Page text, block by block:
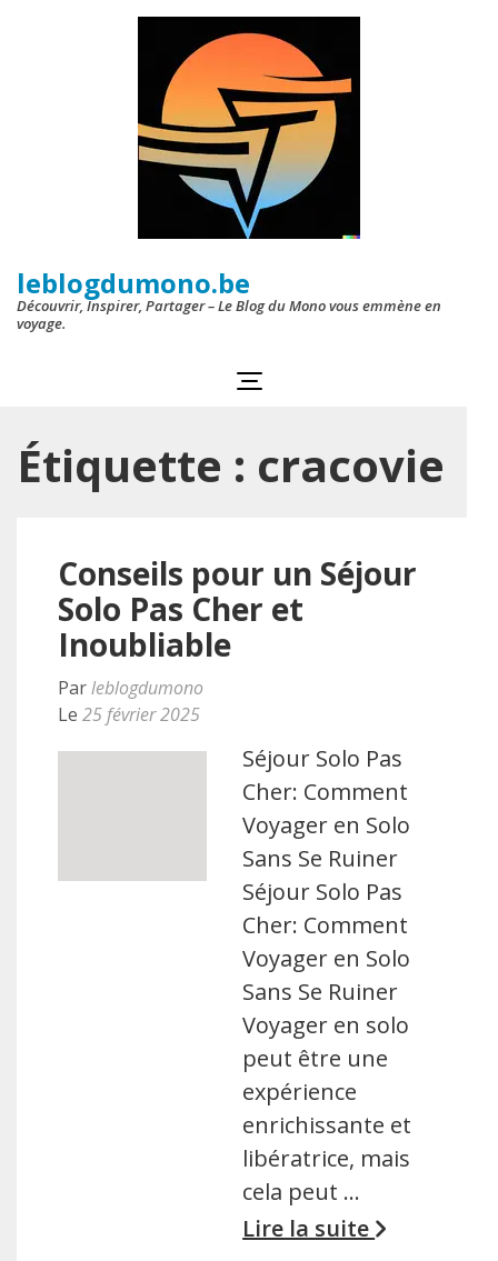
leblogdumono.be
Découvrir, Inspirer, Partager – Le Blog du Mono vous emmène en
voyage.
Étiquette : cracovie
Conseils pour un Séjour
Solo Pas Cher et
Inoubliable
Parleblogdumono
Le 25 février 2025
Séjour Solo Pas
Cher: Comment
Voyager en Solo
Sans Se Ruiner
Séjour Solo Pas
Cher: Comment
Voyager en Solo
Sans Se Ruiner
Voyager en solo
peut être une
expérience
enrichissante et
libératrice, mais
cela peut …
Lire la suite